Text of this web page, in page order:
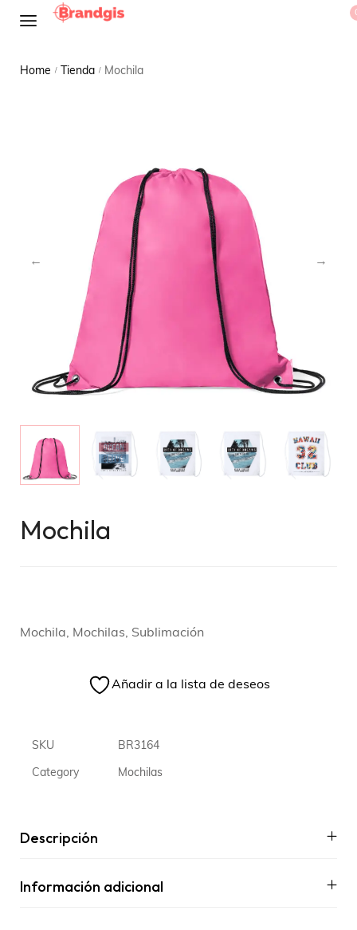
Home / Tienda / Mochila
Mochila
Mochila, Mochilas, Sublimación
Añadir a la lista de deseos
SKU BR3164
Category Mochilas
Descripción
Información adicional